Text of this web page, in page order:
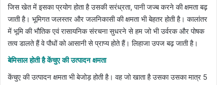
जिस खेत में इसका प्रयोग होता है उसकी सरंध्रता, पानी जज्ब करने की क्षमता बढ़
जाती है। भूमिगत जलस्तर और जलनिकासी की क्षमता भी बेहतर होती है। कालांतर
में भूमि की भौतिक एवं रासायनिक संरचना सुधरने से हम जो भी उर्वरक और पोषक
तत्व डालते हैं वे पौधों को आसानी से प्राप्य होते हैं। लिहाजा उपज बढ़ जाती है।
बेमिसाल होती है केंचुए की उत्पादन क्षमता
केंचुए की उत्पादन क्षमता भी बेजोड़ होती है। वह जो खाता है उसका उसका मात्र 5